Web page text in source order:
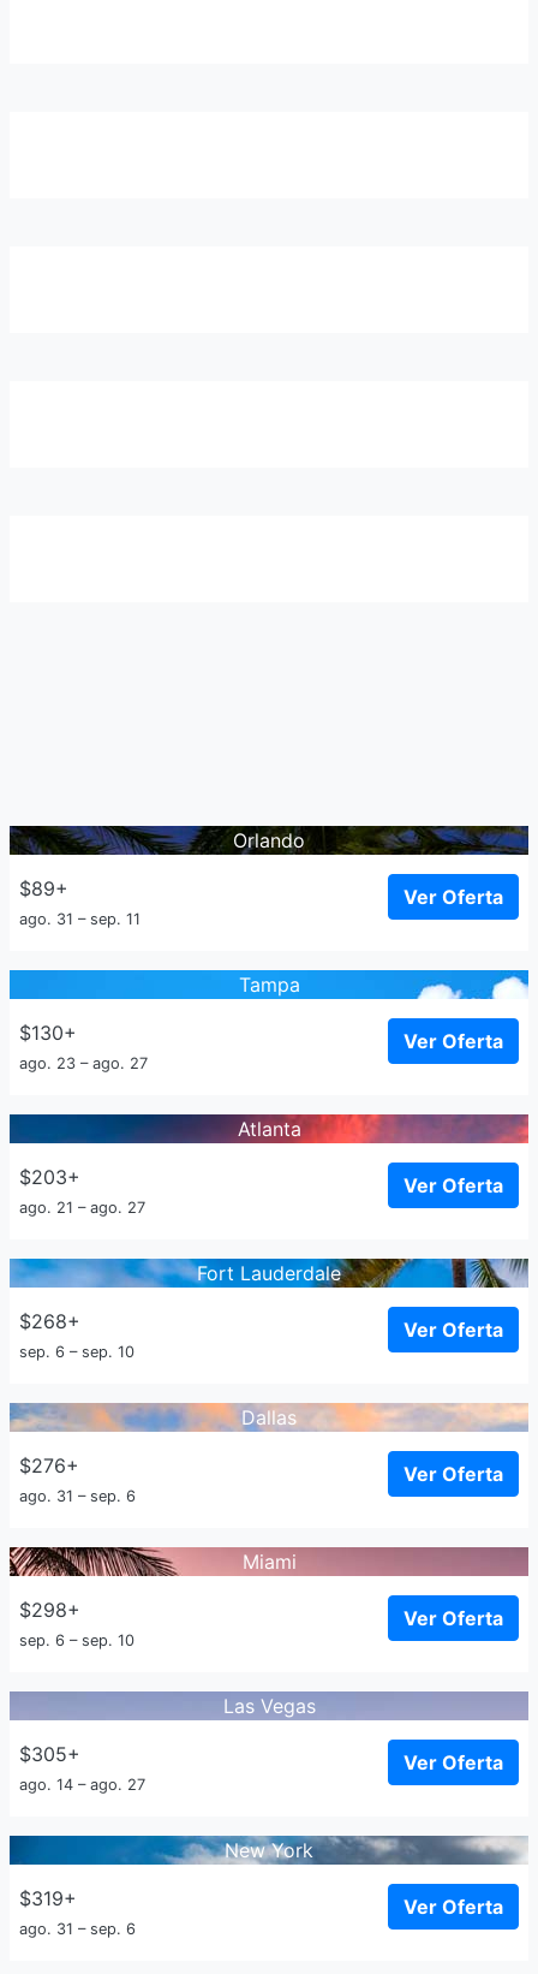
Orlando
$89+
ago. 31 – sep. 11
Ver Oferta
Tampa
$130+
ago. 23 – ago. 27
Ver Oferta
Atlanta
$203+
ago. 21 – ago. 27
Ver Oferta
Fort Lauderdale
$268+
sep. 6 – sep. 10
Ver Oferta
Dallas
$276+
ago. 31 – sep. 6
Ver Oferta
Miami
$298+
sep. 6 – sep. 10
Ver Oferta
Las Vegas
$305+
ago. 14 – ago. 27
Ver Oferta
New York
$319+
ago. 31 – sep. 6
Ver Oferta